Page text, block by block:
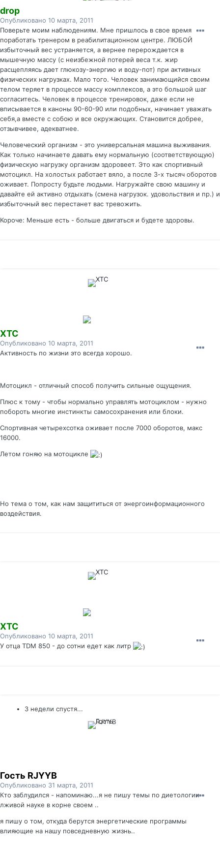
drop
Опубликовано 10 марта, 2011
Поверьте моим наблюдениям. Мне пришлось в свое время
поработать тренером в реабилитационном центре. ЛЮБОЙ
избыточный вес устраняется, а вернее перерождается в
мышечную массу (с неизбежной потерей веса т.к. жир
расщепляясь дает глюкозу-энергию и воду-пот) при активных
физических нагрузках. Мало того. Человек занимающийся своим
телом теряет в процессе массу комплексов, а это большой шаг
согласитесь. Человек в процессе тренировок, даже если не
вписывается в каноны 90-60-90 или подобных, начинает уважать
себя,а вместе с собою и все окружающих. Становится добрее,
отзывчивее, адекватнее.
Человеческий организм - это универсальная машина выживания.
Как только начинаете давать ему нормальную (соответствующую)
физическую нагрузку организм здоровеет. Это как спортивный
мотоцикл. На холостых работает вяло, а после 3-х тысяч оборотов
оживает. Попросту будьте людьми. Нагружайте свою машину и
давайте ей активно отдыхать (смена нагрузок. удовольствия и пр.) и
избыточный вес перестанет вас тревожить.
Короче: Меньше есть - больше двигаться и будете здоровы.
XTC
Опубликовано 10 марта, 2011
Активность по жизни это всегда хорошо.
Мотоцикл - отличный способ получить сильные ощущения.
Плюс к тому - чтобы нормально управлять мотоциклом - нужно
побороть многие инстинкты самосохранения или блоки.
Спортивная четырехсотка оживает после 7000 оборотов, макс
16000.
Летом гоняю на мотоцикле
Но тема о том, как нам защититься от энергоинформационного
воздействия.
XTC
Опубликовано 10 марта, 2011
У отца TDM 850 - до сотни едет как литр
3 недели спустя...
Гость RJYYB
Опубликовано 31 марта, 2011
Кто заблудился - напоминаю...я не пишу темы по диетологии -
лживой науке в корне своем ..
я пишу о том, откуда берутся энергетические программы
влияющие на нашу повседневную жизнь..